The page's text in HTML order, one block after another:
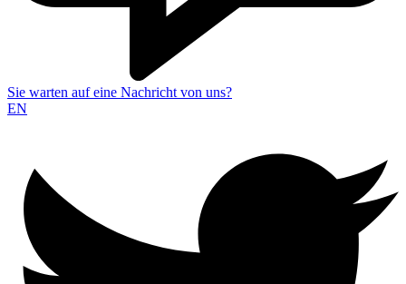
Sie warten auf eine Nachricht von uns?
EN